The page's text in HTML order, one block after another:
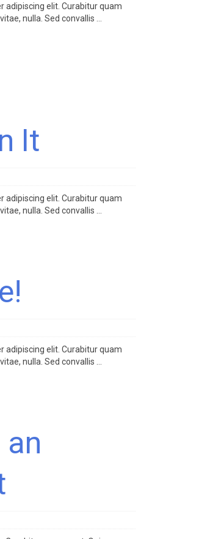
adipiscing elit. Curabitur quam
nulla. Sed convallis …
It
adipiscing elit. Curabitur quam
nulla. Sed convallis …
adipiscing elit. Curabitur quam
nulla. Sed convallis …